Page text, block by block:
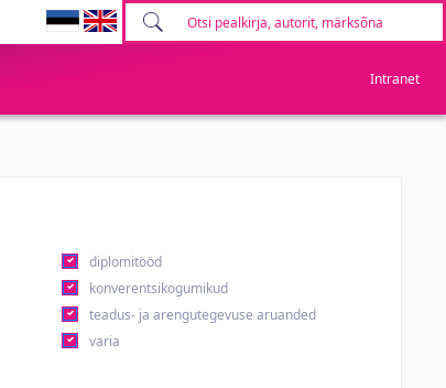
Intranet
diplomitööd
konverentsikogumikud
teadus- ja arengutegevuse aruanded
varia